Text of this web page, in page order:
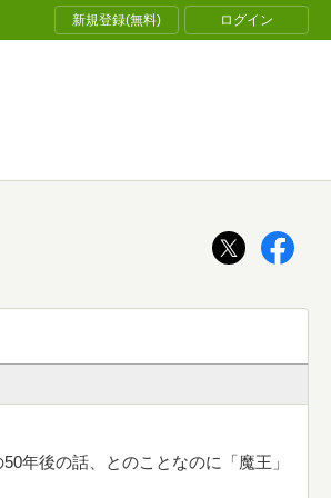
新規登録(無料) ログイン
年後の話、とのことなのに「魔王」